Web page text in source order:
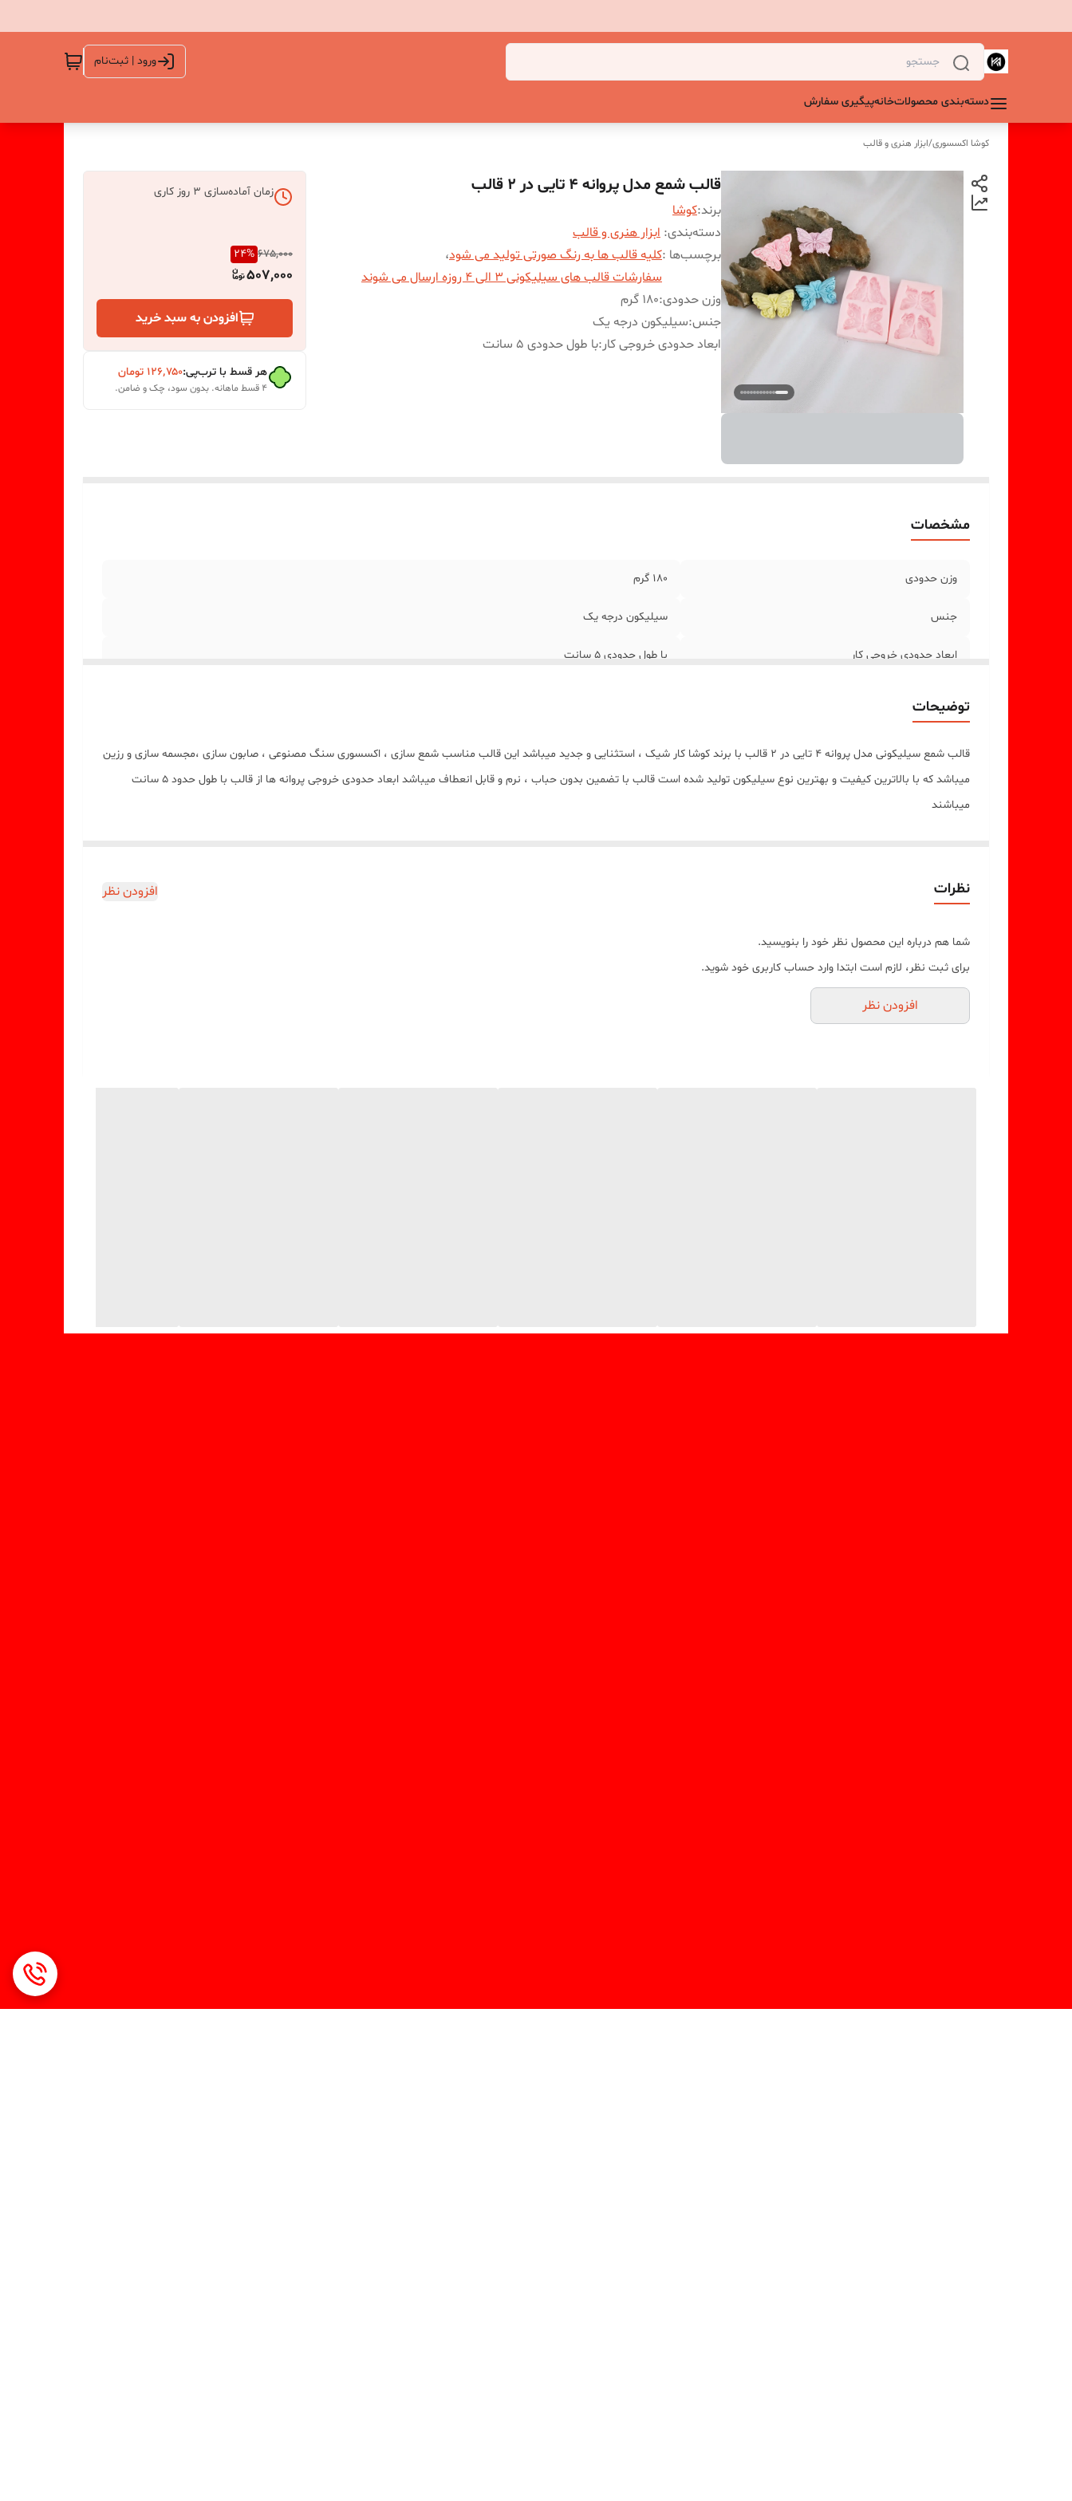
ورود | ثبت‌نام
دسته‌بندی محصولاتخانهپیگیری سفارش
کوشا اکسسوری/ابزار هنری و قالب
قالب شمع مدل پروانه 4 تایی در 2 قالب
برند:کوشا
دسته‌بندی: ابزار هنری و قالب
برچسب‌ها :کلیه قالب ها به رنگ صورتی تولید می شود،
سفارشات قالب های سیلیکونی 3 الی 4 روزه ارسال می شوند
وزن حدودی:180 گرم
جنس:سیلیکون درجه یک
ابعاد حدودی خروجی کار:با طول حدودی 5 سانت
زمان آماده‌سازی 3 روز کاری
675,000
24%
507,000
افزودن به سبد خرید
هر قسط با ترب‌پی:۱۲۶٬۷۵۰ تومان
۴ قسط ماهانه. بدون سود، چک و ضامن.
مشخصات
وزن حدودی 180 گرم
جنس سیلیکون درجه یک
ابعاد حدودی خروجی کار با طول حدودی 5 سانت
توضیحات
قالب شمع سیلیکونی مدل پروانه 4 تایی در 2 قالب با برند کوشا کار شیک ، استثنایی و جدید میباشد این قالب مناسب شمع سازی ، اکسسوری سنگ مصنوعی ، صابون سازی ،مجسمه سازی و رزین
میباشد که با بالاترین کیفیت و بهترین نوع سیلیکون تولید شده است قالب با تضمین بدون حباب ، نرم و قابل انعطاف میباشد ابعاد حدودی خروجی پروانه ها از قالب با طول حدود 5 سانت
میباشند
نظرات افزودن نظر
شما هم درباره این محصول نظر خود را بنویسید.
برای ثبت نظر، لازم است ابتدا وارد حساب کاربری خود شوید.
افزودن نظر